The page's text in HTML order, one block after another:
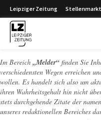
Leipziger Zeitung Stellenmarkt
Im Bereich „Melder“ finden Sie
verschiedensten Wegen erreichen
wollen. Es handelt sich also um
ihren Wahrheitsgehalt hin nicht
stets durchgehende Zitate der
unseres redaktionellen Bereiches